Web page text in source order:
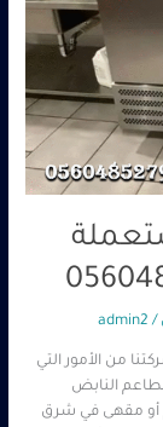
/
admin2
من الأمور التي
النابض
أو مقهى في شرق